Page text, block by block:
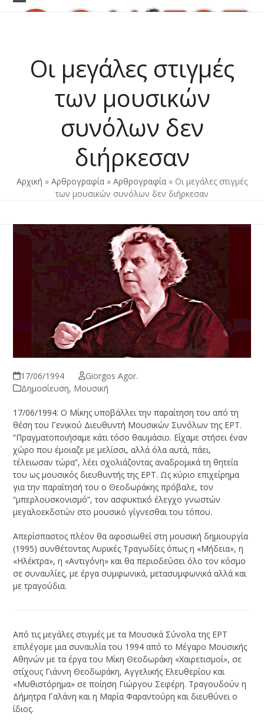
Skip
Open
Close
Οι μεγάλες στιγμές
των μουσικών
συνόλων δεν
διήρκεσαν
Αρχική » Αρθρογραφία » Αρθρογραφία » Οι μεγάλες στιγμές
των μουσικών συνόλων δεν διήρκεσαν
17/06/1994
Giorgos Agor.
Δημοσίευση, Μουσική
17/06/1994: Ο Μίκης υποβάλλει την παραίτηση του από τη
θέση του Γενικού Διευθυντή Μουσικών Συνόλων της ΕΡΤ.
“Πραγματοποιήσαμε κάτι τόσο θαυμάσιο. Είχαμε στήσει έναν
χώρο που έμοιαζε με μελίσσι, αλλά όλα αυτά, πάει,
τέλειωσαν τώρα”, λέει σχολιάζοντας αναδρομικά τη θητεία
του ως μουσικός διευθυντής της ΕΡΤ. Ως κύριο επιχείρημα
για την παραίτησή του ο Θεοδωράκης πρόβαλε, τον
“μπερλουσκονισμό”, τον ασφυκτικό έλεγχο γνωστών
μεγαλοεκδοτών στο μουσικό γίγνεσθαι του τόπου.
Απερίσπαστος πλέον θα αφοσιωθεί στη μουσική δημιουργία
(1995) συνθέτοντας Λυρικές Τραγωδίες όπως η «Μήδεια», η
«Ηλέκτρα», η «Αντιγόνη» και θα περιοδεύσει όλο τον κόσμο
σε συναυλίες, με έργα συμφωνικά, μετασυμφωνικά αλλά και
με τραγούδια.
Από τις μεγάλες στιγμές με τα Μουσικά Σύνολα της ΕΡΤ
επιλέγομε μια συναυλία του 1994 από το Μέγαρο Μουσικής
Αθηνών με τα έργα του Μίκη Θεοδωράκη «Χαιρετισμοί», σε
στίχους Γιάννη Θεοδωράκη, Αγγελικής Ελευθερίου και
«Μυθιστόρημα» σε ποίηση Γιώργου Σεφέρη. Τραγουδούν η
Δήμητρα Γαλάνη και η Μαρία Φαραντούρη και διευθύνει ο
ίδιος.